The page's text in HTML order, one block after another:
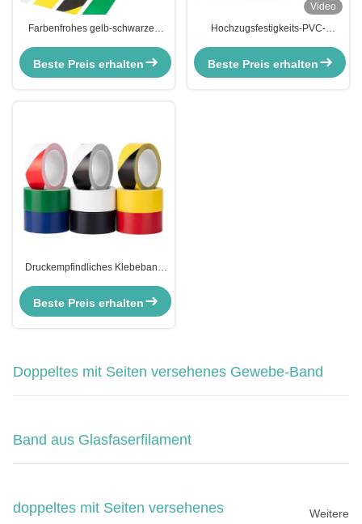
Farbenfrohes gelb-schwarzes
der U-Bahn
Beste Preis erhalten
Video
Hochzugsfestigkeits-PVC-
Lagersicherheit in Schwarz und
Beste Preis erhalten
Druckempfindliches Klebeband
Sicherheit der Bodenmarkierung
Beste Preis erhalten
Doppeltes mit Seiten versehenes Gewebe-Band
Band aus Glasfaserfilament
doppeltes mit Seiten versehenes
Weitere